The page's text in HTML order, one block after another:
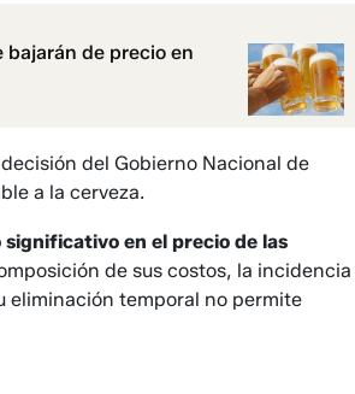
bajarán de precio en
del Gobierno Nacional de
a la cerveza.
en el precio de las
de sus costos, la incidencia
eliminación temporal no permite